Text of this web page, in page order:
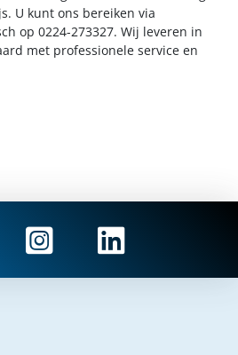
U kunt ons bereiken via
op 0224-273327. Wij leveren in
met professionele service en